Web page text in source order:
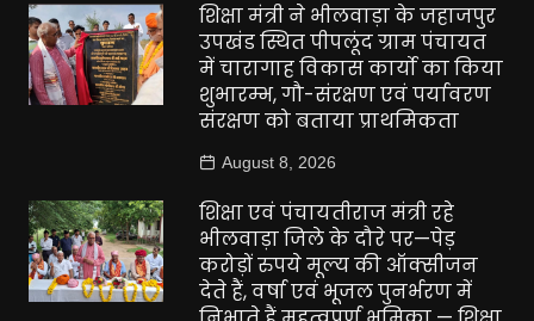
शिक्षा मंत्री ने भीलवाड़ा के जहाजपुर
उपखंड स्थित पीपलूंद ग्राम पंचायत
में चारागाह विकास कार्यो का किया
शुभारम्भ, गौ-संरक्षण एवं पर्यावरण
संरक्षण को बताया प्राथमिकता
August 8, 2026
शिक्षा एवं पंचायतीराज मंत्री रहे
भीलवाड़ा जिले के दौरे पर—पेड़
करोड़ों रुपये मूल्य की ऑक्सीजन
देते हैं, वर्षा एवं भूजल पुनर्भरण में